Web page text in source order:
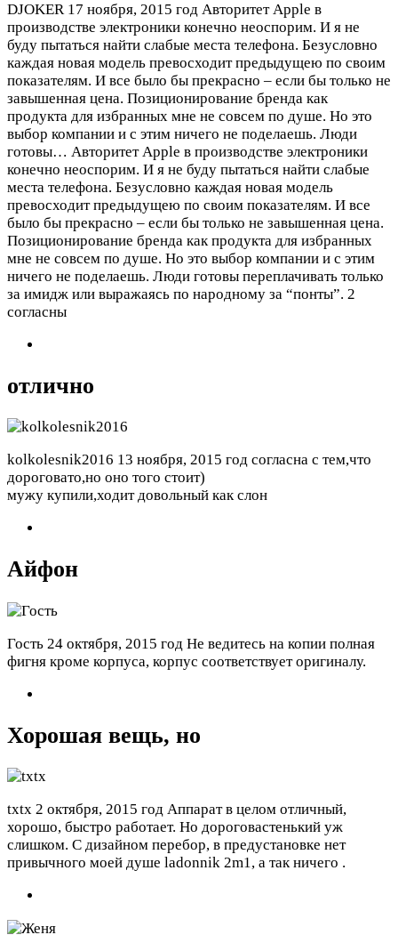
DJOKER 17 ноября, 2015 год Авторитет Apple в
производстве электроники конечно неоспорим. И я не
буду пытаться найти слабые места телефона. Безусловно
каждая новая модель превосходит предыдущею по своим
показателям. И все было бы прекрасно – если бы только не
завышенная цена. Позиционирование бренда как
продукта для избранных мне не совсем по душе. Но это
выбор компании и с этим ничего не поделаешь. Люди
готовы… Авторитет Apple в производстве электроники
конечно неоспорим. И я не буду пытаться найти слабые
места телефона. Безусловно каждая новая модель
превосходит предыдущею по своим показателям. И все
было бы прекрасно – если бы только не завышенная цена.
Позиционирование бренда как продукта для избранных
мне не совсем по душе. Но это выбор компании и с этим
ничего не поделаешь. Люди готовы переплачивать только
за имидж или выражаясь по народному за “понты”. 2
согласны
отлично
kolkolesnik2016 13 ноября, 2015 год согласна с тем,что
дороговато,но оно того стоит)
мужу купили,ходит довольный как слон
Айфон
Гость 24 октября, 2015 год Не ведитесь на копии полная
фигня кроме корпуса, корпус соответствует оригиналу.
Хорошая вещь, но
txtx 2 октября, 2015 год Аппарат в целом отличный,
хорошо, быстро работает. Но дороговастенький уж
слишком. С дизайном перебор, в предустановке нет
привычного моей душе ladonnik 2m1, а так ничего .